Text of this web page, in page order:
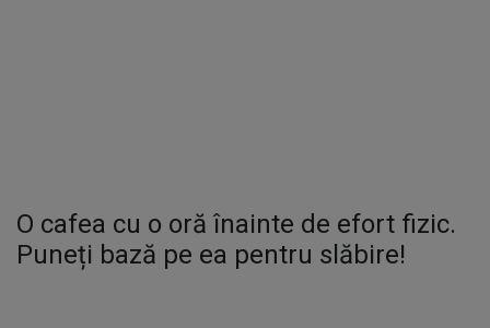
O cafea cu o oră înainte de efort fizic.
Puneți bază pe ea pentru slăbire!